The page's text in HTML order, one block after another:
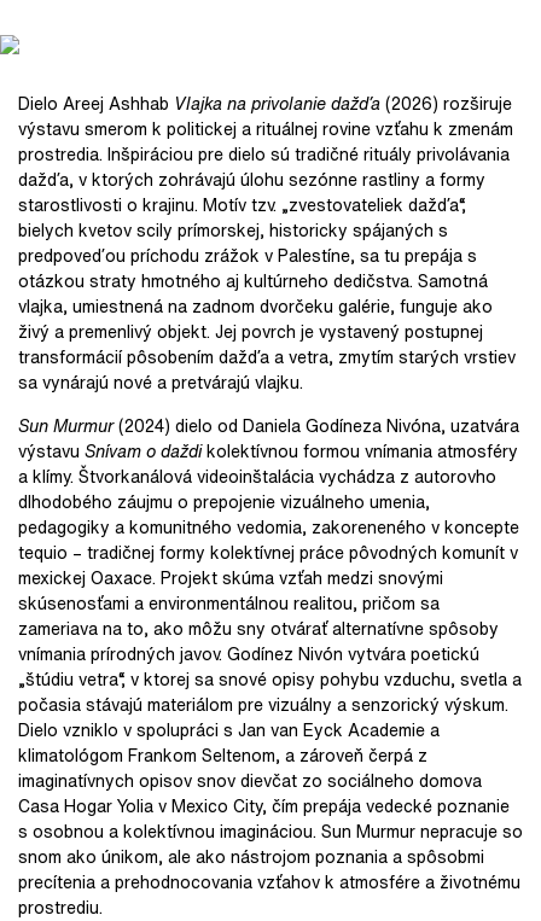
Dielo Areej Ashhab Vlajka na privolanie dažďa(2026) rozširuje
výstavu smerom k politickej a rituálnej rovine vzťahu k zmenám
prostredia. Inšpiráciou pre dielo sú tradičné rituály privolávania
dažďa, v ktorých zohrávajú úlohu sezónne rastliny a formy
starostlivosti o krajinu. Motív tzv. „zvestovateliek dažďa“,
bielych kvetov scily prímorskej, historicky spájaných s
predpoveďou príchodu zrážok v Palestíne, sa tu prepája s
otázkou straty hmotného aj kultúrneho dedičstva. Samotná
vlajka, umiestnená na zadnom dvorčeku galérie, funguje ako
živý a premenlivý objekt. Jej povrch je vystavený postupnej
transformácií pôsobením dažďa a vetra, zmytím starých vrstiev
sa vynárajú nové a pretvárajú vlajku.
Sun Murmur(2024) dielo od Daniela Godíneza Nivóna, uzatvára
výstavu Snívam o daždikolektívnou formou vnímania atmosféry
a klímy. Štvorkanálová videoinštalácia vychádza z autorovho
dlhodobého záujmu o prepojenie vizuálneho umenia,
pedagogiky a komunitného vedomia, zakoreneného v koncepte
tequio – tradičnej formy kolektívnej práce pôvodných komunít v
mexickej Oaxace. Projekt skúma vzťah medzi snovými
skúsenosťami a environmentálnou realitou, pričom sa
zameriava na to, ako môžu sny otvárať alternatívne spôsoby
vnímania prírodných javov. Godínez Nivón vytvára poetickú
„štúdiu vetra“, v ktorej sa snové opisy pohybu vzduchu, svetla a
počasia stávajú materiálom pre vizuálny a senzorický výskum.
Dielo vzniklo v spolupráci s Jan van Eyck Academie a
klimatológom Frankom Seltenom, a zároveň čerpá z
imaginatívnych opisov snov dievčat zo sociálneho domova
Casa Hogar Yolia v Mexico City, čím prepája vedecké poznanie
s osobnou a kolektívnou imagináciou. Sun Murmur nepracuje so
snom ako únikom, ale ako nástrojom poznania a spôsobmi
precítenia a prehodnocovania vzťahov k atmosfére a životnému
prostrediu.